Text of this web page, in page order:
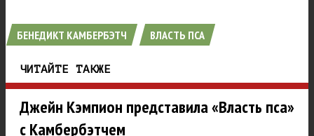
БЕНЕДИКТ КАМБЕРБЭТЧ ВЛАСТЬ ПСА
ЧИТАЙТЕ ТАКЖЕ
Джейн Кэмпион представила «Власть пса»
с Камбербэтчем